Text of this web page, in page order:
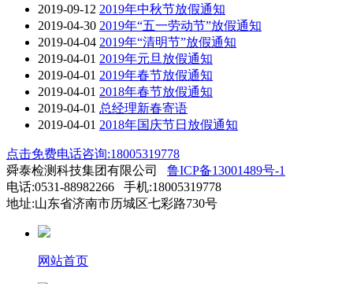
2019-09-12 2019年中秋节放假通知
2019-04-30 2019年“五一劳动节”放假通知
2019-04-04 2019年“清明节”放假通知
2019-04-01 2019年元旦放假通知
2019-04-01 2019年春节放假通知
2019-04-01 2018年春节放假通知
2019-04-01 总经理新春寄语
2019-04-01 2018年国庆节日放假通知
点击免费电话咨询:18005319778
舜泰检测科技集团有限公司 鲁ICP备13001489号-1
电话:0531-88982266 手机:18005319778
地址:山东省济南市历城区七彩路730号
网站首页